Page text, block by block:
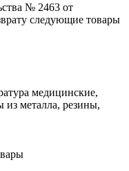
№ 2463 от
следующие товары
медицинские,
из металла, резины,